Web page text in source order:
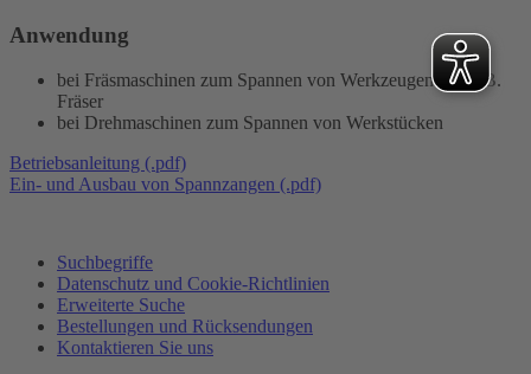
Anwendung
bei Fräsmaschinen zum Spannen von Werkzeugen wie z.B.
Fräser
bei Drehmaschinen zum Spannen von Werkstücken
Betriebsanleitung (.pdf)
Ein- und Ausbau von Spannzangen (.pdf)
Suchbegriffe
Datenschutz und Cookie-Richtlinien
Erweiterte Suche
Bestellungen und Rücksendungen
Kontaktieren Sie uns